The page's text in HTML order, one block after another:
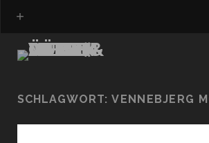
SCHLAGWORT:VENNEBJERG